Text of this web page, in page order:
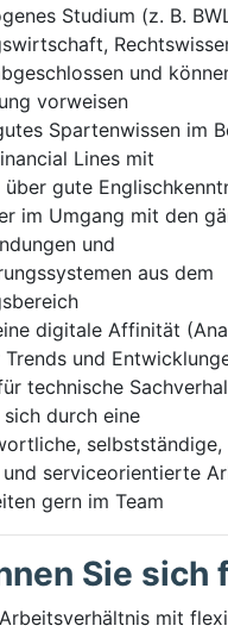
Studium (z. B.
und
vorweisen
Spartenwissen im
Lines mit
gute
im Umgang mit den
und
aus dem
digitale Affinität
und
technische
durch eine
selbstständige,
serviceorientierte
gern im Team
Sie sich
mit